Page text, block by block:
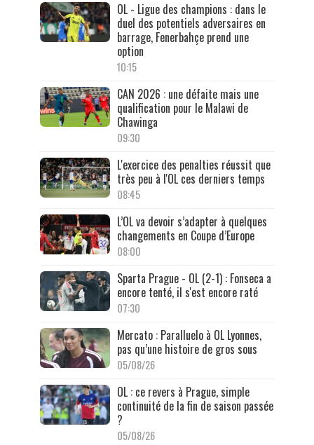
OL - Ligue des champions : dans le
duel des potentiels adversaires en
barrage, Fenerbahçe prend une
option
10:15
CAN 2026 : une défaite mais une
qualification pour le Malawi de
Chawinga
09:30
L'exercice des penalties réussit que
très peu à l'OL ces derniers temps
08:45
L’OL va devoir s’adapter à quelques
changements en Coupe d’Europe
08:00
Sparta Prague - OL (2-1) : Fonseca a
encore tenté, il s'est encore raté
07:30
Mercato : Paralluelo à OL Lyonnes,
pas qu’une histoire de gros sous
05/08/26
OL : ce revers à Prague, simple
continuité de la fin de saison passée
?
05/08/26